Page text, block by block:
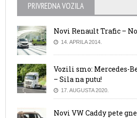
PRIVREDNA VOZILA
Novi Renault Trafic –
14. APRILA 2014.
Vozili smo: Mercedes-
– Sila na putu!
17. AUGUSTA 2020.
Novi VW Caddy pete